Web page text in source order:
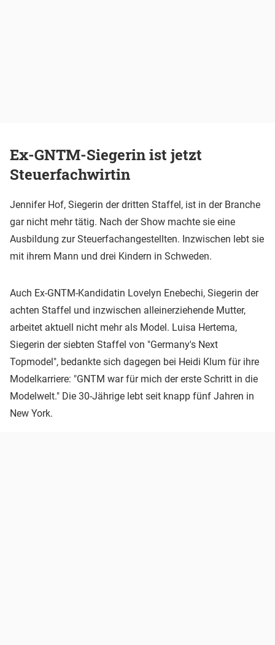
Ex-GNTM-Siegerin ist jetzt
Steuerfachwirtin
Jennifer Hof, Siegerin der dritten Staffel, ist in der Branche
gar nicht mehr tätig. Nach der Show machte sie eine
Ausbildung zur Steuerfachangestellten. Inzwischen lebt sie
mit ihrem Mann und drei Kindern in Schweden.
Auch Ex-GNTM-Kandidatin Lovelyn Enebechi, Siegerin der
achten Staffel und inzwischen alleinerziehende Mutter,
arbeitet aktuell nicht mehr als Model. Luisa Hertema,
Siegerin der siebten Staffel von "Germany's Next
Topmodel", bedankte sich dagegen bei Heidi Klum für ihre
Modelkarriere: "GNTM war für mich der erste Schritt in die
Modelwelt." Die 30-Jährige lebt seit knapp fünf Jahren in
New York.